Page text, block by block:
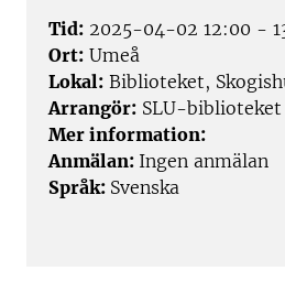
Tid: 2025-04-02 12:00 -
Ort: Umeå
Lokal: Biblioteket,
Arrangör: SLU-biblioteket
Mer information:
Anmälan: Ingen anmälan
Språk: Svenska